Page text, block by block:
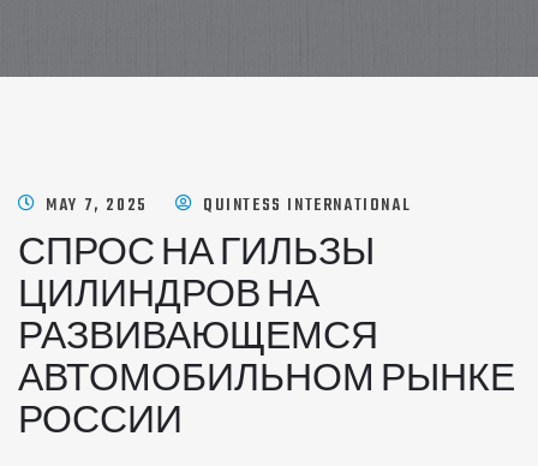
MAY 7, 2025 QUINTESS INTERNATIONAL
СПРОС НА ГИЛЬЗЫ
ЦИЛИНДРОВ НА
РАЗВИВАЮЩЕМСЯ
АВТОМОБИЛЬНОМ РЫНКЕ
РОССИИ